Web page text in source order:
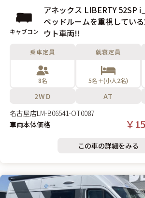
キャブコン
アネックス LIBERTY 52SP
ベッドルームを重視してい
ウト車両!!
乗車定員
8名
就寝定員
5名＋(小人2名)
2WD AT
名古屋店LM-B06541-OT0087
車両本体価格
￥
この車の詳細をみる